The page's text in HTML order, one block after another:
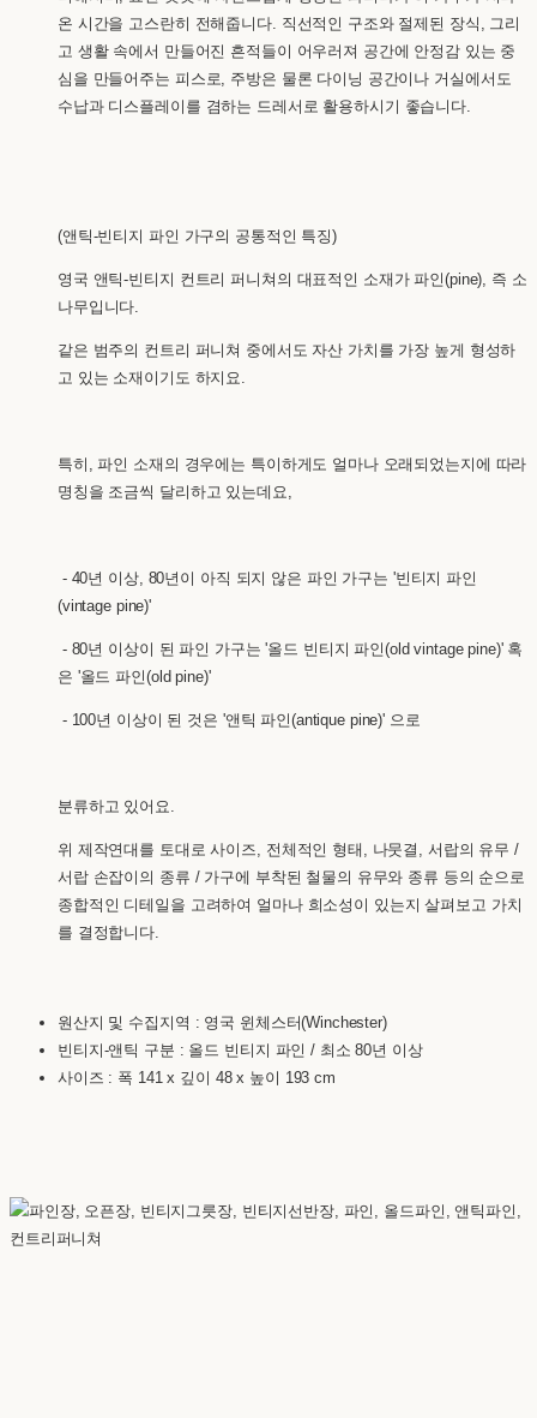
온 시간을 고스란히 전해줍니다. 직선적인 구조와 절제된 장식, 그리
고 생활 속에서 만들어진 흔적들이 어우러져 공간에 안정감 있는 중
심을 만들어주는 피스로, 주방은 물론 다이닝 공간이나 거실에서도
수납과 디스플레이를 겸하는 드레서로 활용하시기 좋습니다.
(앤틱-빈티지 파인 가구의 공통적인 특징)
영국 앤틱-빈티지 컨트리 퍼니쳐의 대표적인 소재가 파인(pine), 즉 소
나무입니다.
같은 범주의 컨트리 퍼니쳐 중에서도 자산 가치를 가장 높게 형성하
고 있는 소재이기도 하지요.
특히, 파인 소재의 경우에는 특이하게도 얼마나 오래되었는지에 따라
명칭을 조금씩 달리하고 있는데요,
- 40년 이상, 80년이 아직 되지 않은 파인 가구는 '빈티지 파인
(vintage pine)'
- 80년 이상이 된 파인 가구는 '올드 빈티지 파인(old vintage pine)' 혹
은 '올드 파인(old pine)'
- 100년 이상이 된 것은 '앤틱 파인(antique pine)' 으로
분류하고 있어요.
위 제작연대를 토대로 사이즈, 전체적인 형태, 나뭇결, 서랍의 유무 /
서랍 손잡이의 종류 / 가구에 부착된 철물의 유무와 종류 등의 순으로
종합적인 디테일을 고려하여 얼마나 희소성이 있는지 살펴보고 가치
를 결정합니다.
원산지 및 수집지역 : 영국 윈체스터(Winchester)
빈티지-앤틱 구분 : 올드 빈티지 파인 / 최소 80년 이상
사이즈 : 폭 141 x 깊이 48 x 높이 193 cm